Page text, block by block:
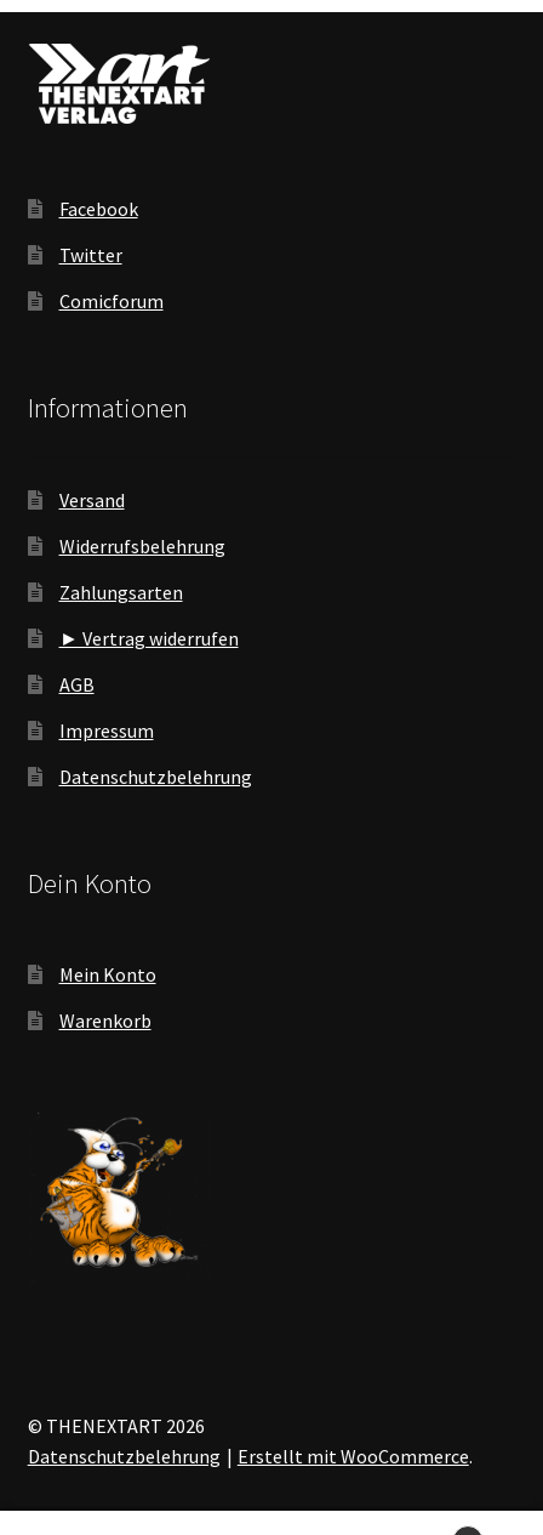
Facebook
Twitter
Comicforum
Informationen
Versand
Widerrufsbelehrung
Zahlungsarten
► Vertrag widerrufen
AGB
Impressum
Datenschutzbelehrung
Dein Konto
Mein Konto
Warenkorb
© THENEXTART 2026
Datenschutzbelehrung
Erstellt mit WooCommerce.